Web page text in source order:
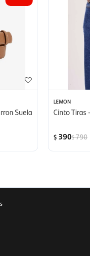
Suela
LEMON
Cinto Tiras
$ 390$790